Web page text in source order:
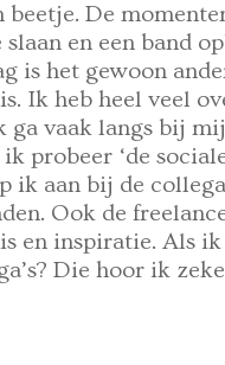
De
en een band
is het gewoon
Ik heb heel veel
ga vaak langs bij
probeer ‘de
ik aan bij de
Ook de
en inspiratie. Als
Die hoor ik